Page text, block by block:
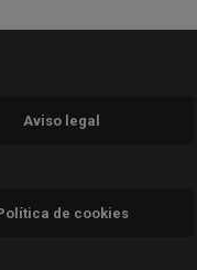
nueva)nueva)
nueva)
Aviso legal
de cookies